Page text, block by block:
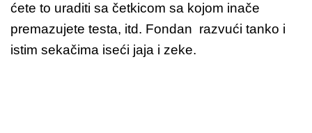
ćete to uraditi sa četkicom sa kojom inače
premazujete testa, itd. Fondan razvući tanko i
istim sekačima iseći jaja i zeke.